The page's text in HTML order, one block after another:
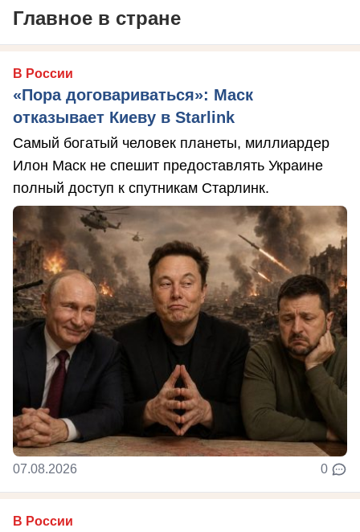
Главное в стране
В России
«Пора договариваться»: Маск
отказывает Киеву в Starlink
Самый богатый человек планеты, миллиардер
Илон Маск не спешит предоставлять Украине
полный доступ к спутникам Старлинк.
07.08.2026 0
В России